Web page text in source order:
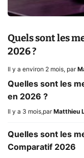
Quels sont les
2026 ?
Il y a environ 2 mois, par
Quelles sont les
en 2026 ?
Il y a 3 mois,par Matthieu
Quelles sont les
Comparatif 2026